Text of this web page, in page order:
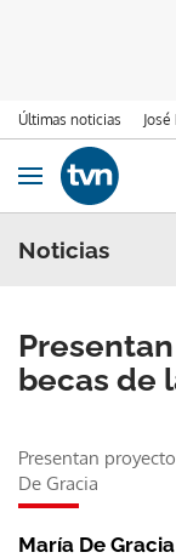
Últimas noticias
Ir al contenido
Obrir navegació
Noticias
becas de
Presentan
De Gracia
María De Gracia